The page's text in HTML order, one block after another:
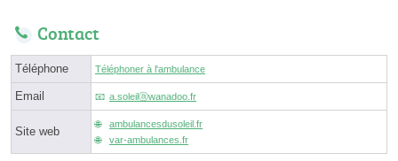
Contact
Téléphone Téléphoner à l'ambulance
Email a.soleilⓐwanadoo.fr
Site web
ambulancesdusoleil.fr
var-ambulances.fr